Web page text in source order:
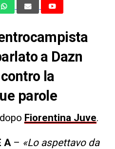
a Dazn
la
parole
dopo Fiorentina Juve.
A – «Lo aspettavo da